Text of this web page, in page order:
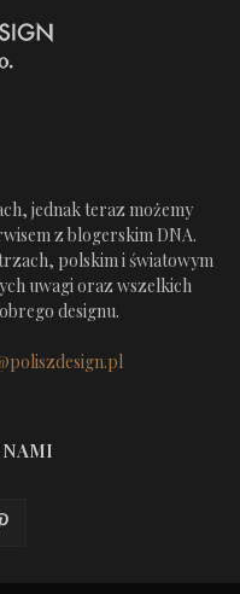
jednak teraz możemy
z blogerskim DNA.
polskim i światowym
uwagi oraz wszelkich
designu.
NAMI